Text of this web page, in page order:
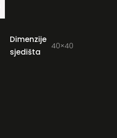
Dimenzije
sjedišta
40×40